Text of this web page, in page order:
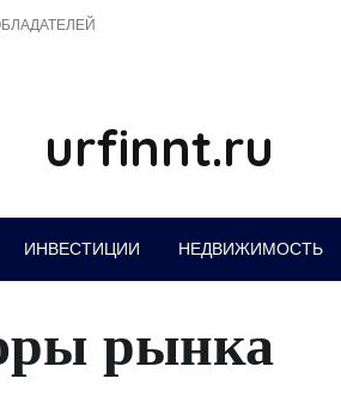
urfinnt.ru
ИНВЕСТИЦИИ НЕДВИЖИМОСТЬ
рынка